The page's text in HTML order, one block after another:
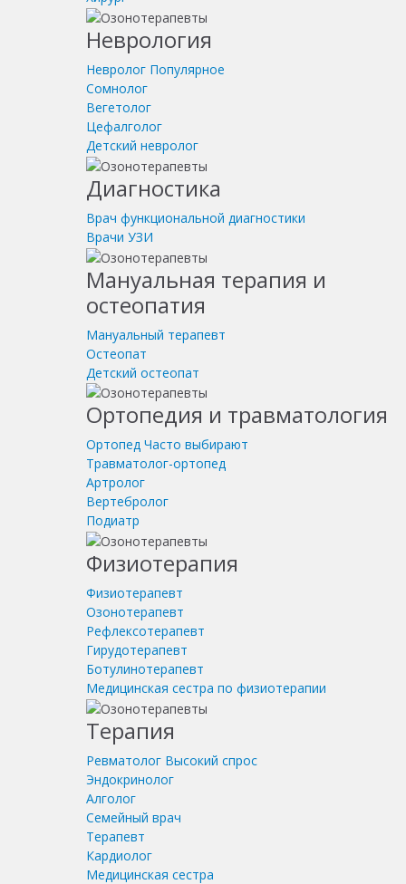
Неврология
Невролог Популярное
Сомнолог
Вегетолог
Цефалголог
Детский невролог
Диагностика
Врач функциональной диагностики
Врачи УЗИ
Мануальная терапия и
остеопатия
Мануальный терапевт
Остеопат
Детский остеопат
Ортопедия и травматология
Ортопед Часто выбирают
Травматолог-ортопед
Артролог
Вертебролог
Подиатр
Физиотерапия
Физиотерапевт
Озонотерапевт
Рефлексотерапевт
Гирудотерапевт
Ботулинотерапевт
Медицинская сестра по физиотерапии
Терапия
Ревматолог Высокий спрос
Эндокринолог
Алголог
Семейный врач
Терапевт
Кардиолог
Медицинская сестра